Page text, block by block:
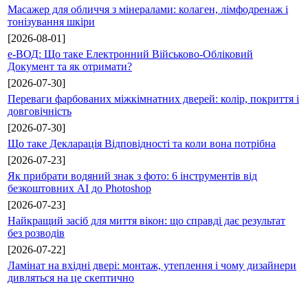
Масажер для обличчя з мінералами: колаген, лімфодренаж і
тонізування шкіри
[2026-08-01]
е-ВОД: Що таке Електронний Військово-Обліковий
Документ та як отримати?
[2026-07-30]
Переваги фарбованих міжкімнатних дверей: колір, покриття і
довговічність
[2026-07-30]
Що таке Декларація Відповідності та коли вона потрібна
[2026-07-23]
Як прибрати водяний знак з фото: 6 інструментів від
безкоштовних AI до Photoshop
[2026-07-23]
Найкращий засіб для миття вікон: що справді дає результат
без розводів
[2026-07-22]
Ламінат на вхідні двері: монтаж, утеплення і чому дизайнери
дивляться на це скептично